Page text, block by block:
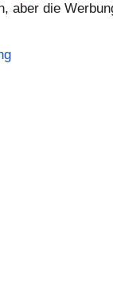
aber die